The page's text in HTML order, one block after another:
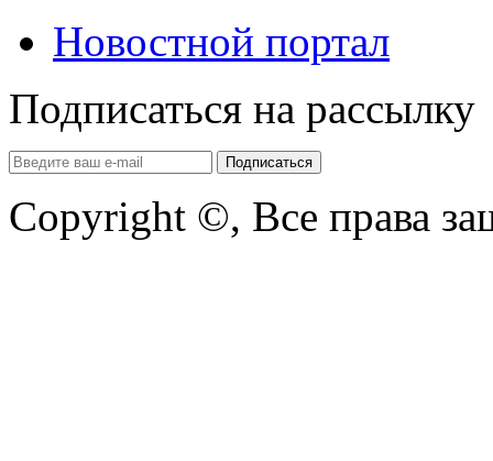
Новостной портал
Подписаться на рассылку
Copyright ©, Все права